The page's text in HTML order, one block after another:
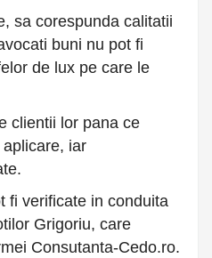
sa corespunda calitatii
buni nu pot fi
de lux pe care le
clientii lor pana ce
iar
fi verificate in conduita
Grigoriu, care
Consutanta-Cedo.ro.